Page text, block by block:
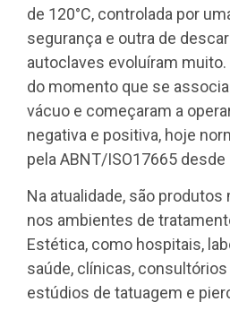
de 120°C, controlada por
segurança e outra de
autoclaves evoluíram muito.
do momento que se
vácuo e começaram a
negativa e positiva, hoje
pela ABNT/ISO17665 desde
Na atualidade, são
nos ambientes de
Estética, como hospitais,
saúde, clínicas,
estúdios de tatuagem e